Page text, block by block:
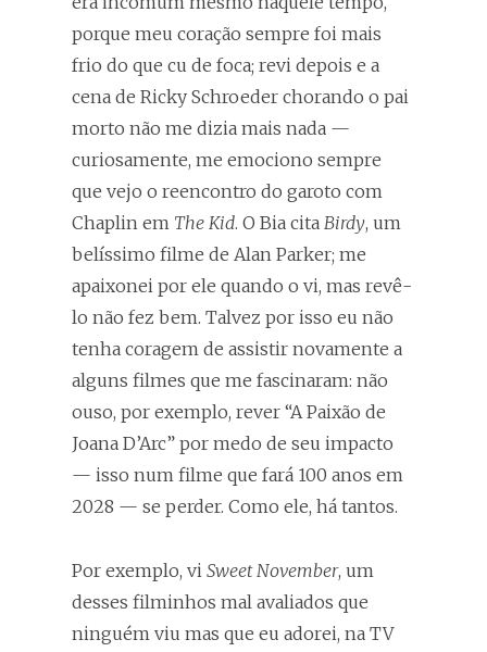
porque meu coração sempre foi mais
frio do que cu de foca; revi depois e a
cena de Ricky Schroeder chorando o pai
morto não me dizia mais nada —
curiosamente, me emociono sempre
que vejo o reencontro do garoto com
Chaplin em The Kid. O Bia cita Birdy, um
belíssimo filme de Alan Parker; me
apaixonei por ele quando o vi, mas revê-
lo não fez bem. Talvez por isso eu não
tenha coragem de assistir novamente a
alguns filmes que me fascinaram: não
ouso, por exemplo, rever “A Paixão de
Joana D’Arc” por medo de seu impacto
— isso num filme que fará 100 anos em
2028 — se perder. Como ele, há tantos.
Por exemplo, vi Sweet November, um
desses filminhos mal avaliados que
ninguém viu mas que eu adorei, na TV